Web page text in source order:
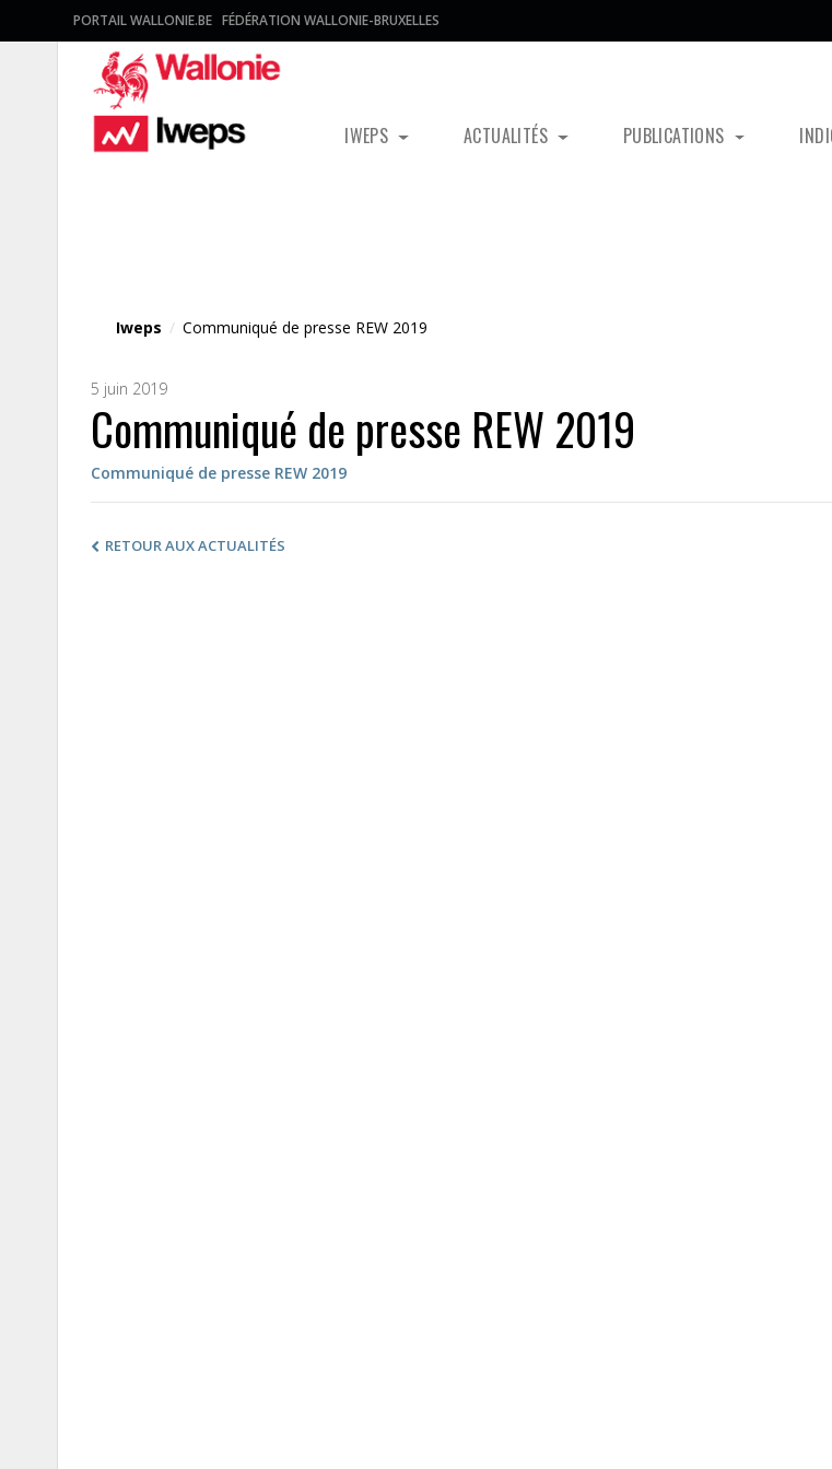
PORTAIL WALLONIE.BE FÉDÉRATION WALLONIE-BRUXELLES
IWEPS ACTUALITÉS PUBLICATIONS
Iweps / Communiqué de presse REW 2019
5 juin 2019
Communiqué de presse REW 2019
Communiqué de presse REW 2019
RETOUR AUX ACTUALITÉS